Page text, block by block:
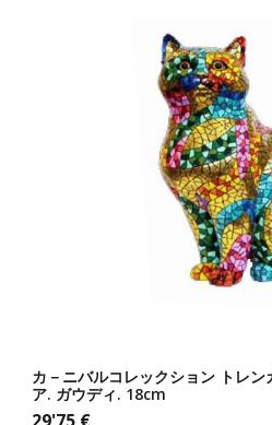
カ－ニバルコレックション トレン
ア. ガウディ. 18cm